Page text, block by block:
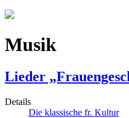
Musik
Lieder
Details
Die klassische fr. Kultur